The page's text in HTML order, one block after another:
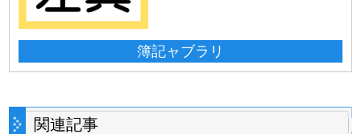
簿記ャブラリ
関連記事